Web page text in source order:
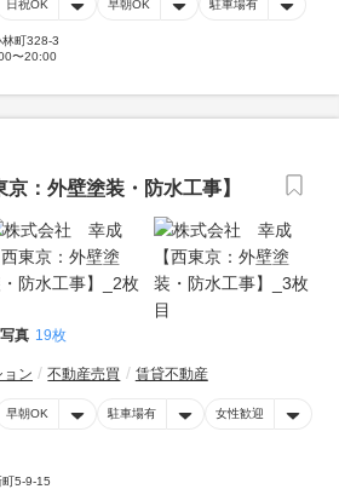
日祝OK 早朝OK 駐車場有
町328-3
〜20:00
：外壁塗装・防水工事】
写真 19枚
ン 不動産売買 賃貸不動産
早朝OK 駐車場有 女性歓迎
5-9-15